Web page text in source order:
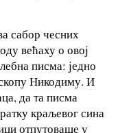
сабор чесних
већаху о овој
писма: једно
Никодиму. И
да та писма
краљевог сина
отпутоваше у